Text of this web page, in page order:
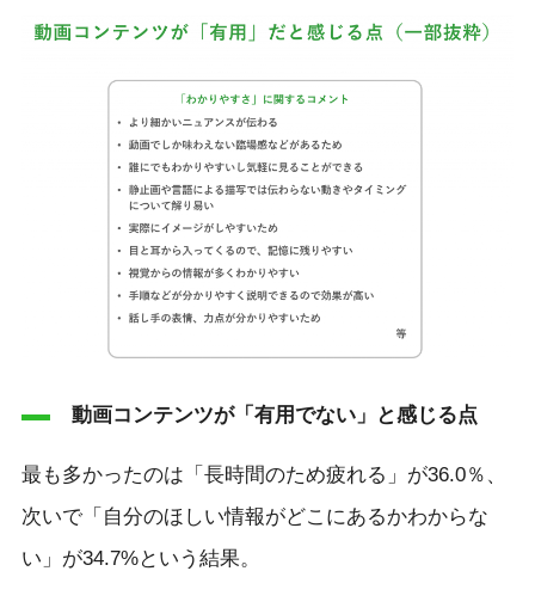
動画コンテンツが「有用でない」と感じる点
最も多かったのは「長時間のため疲れる」が36.0％、
次いで「自分のほしい情報がどこにあるかわからな
い」が34.7%という結果。